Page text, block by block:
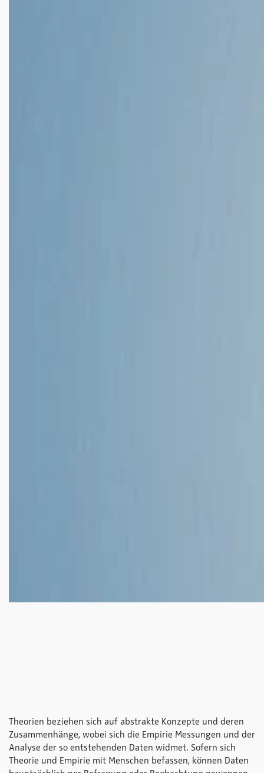
Theorien beziehen sich auf abstrakte Konzepte und deren
Zusammenhänge, wobei sich die Empirie Messungen und der
Analyse der so entstehenden Daten widmet. Sofern sich
Theorie und Empirie mit Menschen befassen, können Daten